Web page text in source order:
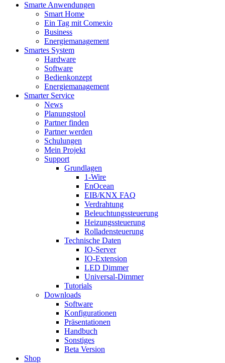
Smarte Anwendungen
Smart Home
Ein Tag mit Comexio
Business
Energiemanagement
Smartes System
Hardware
Software
Bedienkonzept
Energiemanagement
Smarter Service
News
Planungstool
Partner finden
Partner werden
Schulungen
Mein Projekt
Support
Grundlagen
1-Wire
EnOcean
EIB/KNX FAQ
Verdrahtung
Beleuchtungssteuerung
Heizungssteuerung
Rolladensteuerung
Technische Daten
IO-Server
IO-Extension
LED Dimmer
Universal-Dimmer
Tutorials
Downloads
Software
Konfigurationen
Präsentationen
Handbuch
Sonstiges
Beta Version
Shop